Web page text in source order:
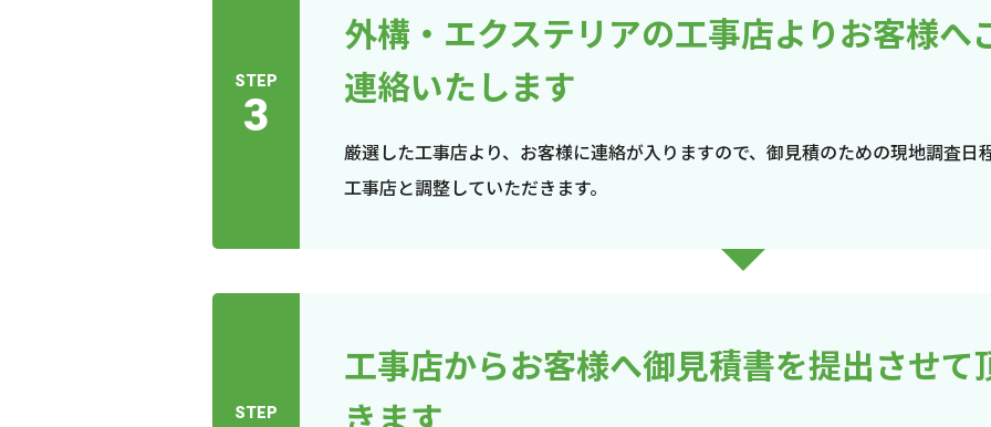
STEP
3
外構・エクステリアの工事店よりお客様へ
連絡いたします
厳選した工事店より、お客様に連絡が入りますので、御見積のための現地調査日
工事店と調整していただきます。
STEP
工事店からお客様へ御見積書を提出させて
きます